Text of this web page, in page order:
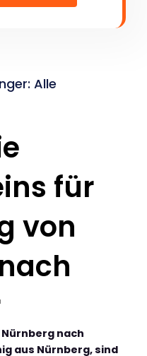
Alle
für
von
nach
aus Nürnberg, sind